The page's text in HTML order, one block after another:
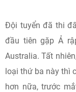
Đội tuyển đã thi
đầu tiên gặp Ả
Australia. Tất
loại thứ ba này thì
hơn nữa, trước